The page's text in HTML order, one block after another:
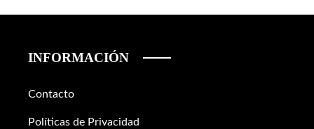
INFORMACIÓN
Contacto
Políticas de Privacidad